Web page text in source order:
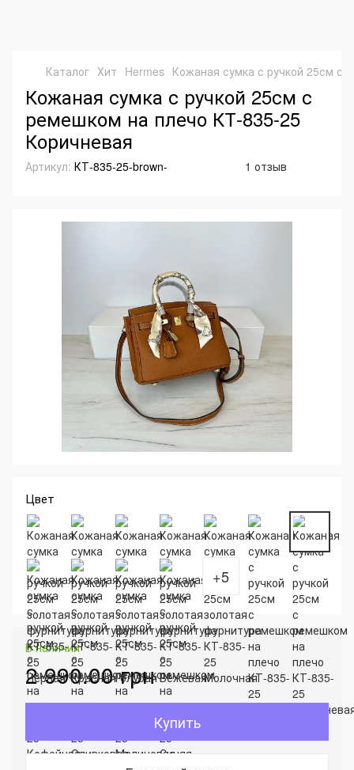
Каталог Хит Hermes Кожаная сумка с ручкой 25см с
Кожаная сумка с ручкой 25см с
ремешком на плечо КТ-835-25
Коричневая
Артикул: КТ-835-25-brown- 1 отзыв
Цвет
+5
В наличии
2 990.00 грн
Купить